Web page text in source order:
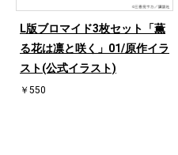
L版ブロマイド3枚セット「薫
る花は凛と咲く」01/原作イラ
スト(公式イラスト)
￥550